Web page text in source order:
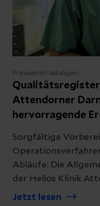
Pressemitteilungen
Attendorner
hervorragende
Sorgfältige
Abläufe: Die
der Helios Klinik
bundesweiten
Jetzt lesen